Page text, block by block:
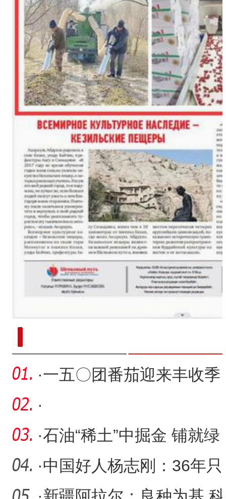
·一五〇团番茄迎来丰收季
助力农业转型升级
·
·石油“稀土”中掘金 铺就绿
色高质量发展之路
·中国好人杨志刚：36年只